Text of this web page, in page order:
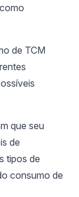
de TCM
que seu
de
tipos de
consumo de